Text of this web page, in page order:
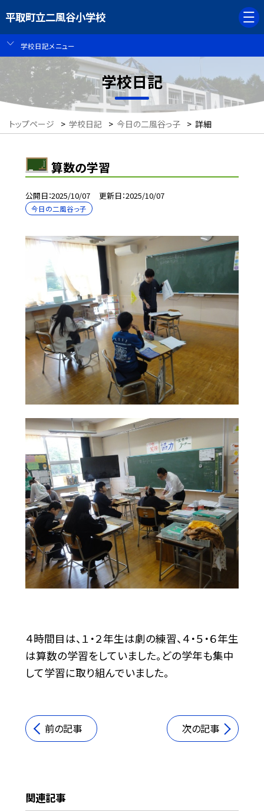
平取町立二風谷小学校
学校日記メニュー
学校日記
トップページ > 学校日記 > 今日の二風谷っ子 > 詳細
算数の学習
公開日 2025/10/07 更新日 2025/10/07
今日の二風谷っ子
４時間目は、１・２年生は劇の練習、４・５・６年生
は算数の学習をしていました。どの学年も集中
して学習に取り組んでいました。
前の記事 次の記事
関連記事